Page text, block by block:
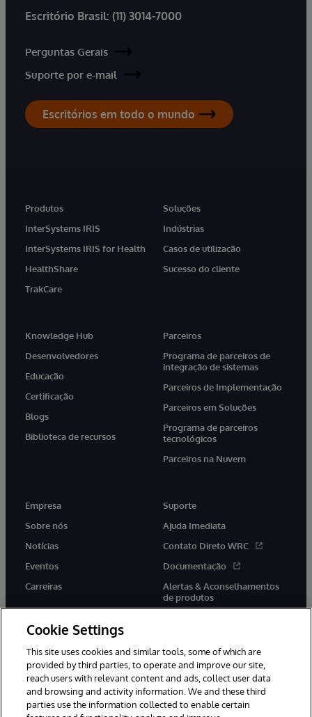
Escritório Brasil: (11) 3014-7000
Perguntas Gerais
Suporte por e-mail
Escritórios em todo o mundo
Produtos
InterSystems IRIS
InterSystems IRIS for Health
HealthShare
TrakCare
Soluções
Indústrias
Casos de utilização
Sucesso do cliente
Knowledge Hub
Desenvolvedores
Educação
Certificação
Blogs
Biblioteca de recursos
Parceiros
Programa de parceiros de
integração de sistemas
Parceiros de Implementação
Parceiros em Soluções
Programa de parceiros
tecnológicos
Parceiros na Nuvem
Empresa
Sobre nós
Notícias
Eventos
Carreiras
Suporte
Ajuda Imediata
Contato Direto WRC
Documentação
Alertas & Aconselhamentos
de produtos
twitter youtubefacebooklinkedin
Cookie Settings
This site uses cookies and similar tools, some of which are
provided by third parties, to operate and improve our site,
reach users with relevant content and ads, collect user data
and browsing and activity information. We and these third
parties use the information collected to enable certain